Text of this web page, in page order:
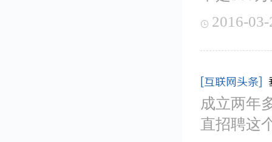
 2016-
[互联网头条]
成立两年
直招聘这